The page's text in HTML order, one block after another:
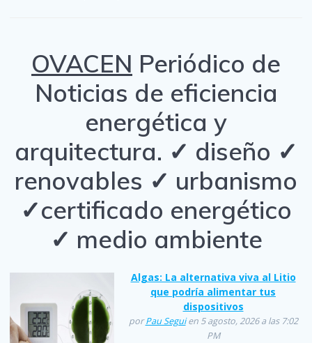
OVACEN Periódico de
Noticias de eficiencia
energética y
arquitectura. ✓ diseño ✓
renovables ✓ urbanismo
✓certificado energético
✓ medio ambiente
Algas: La alternativa viva al Litio
que podría alimentar tus
dispositivos
porPau Seguien 5 agosto, 2026 a las 7:02
PM